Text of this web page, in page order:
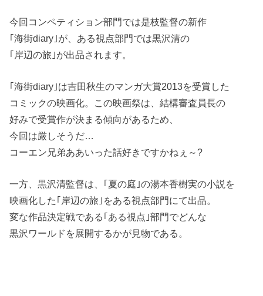
今回コンペティション部門では是枝監督の新作
｢海街diary｣が、ある視点部門では黒沢清の
｢岸辺の旅｣が出品されます。
｢海街diary｣は吉田秋生のマンガ大賞2013を受賞した
コミックの映画化。この映画祭は、結構審査員長の
好みで受賞作が決まる傾向があるため、
今回は厳しそうだ…
コーエン兄弟ああいった話好きですかねぇ～?
一方、黒沢清監督は、｢夏の庭｣の湯本香樹実の小説を
映画化した｢岸辺の旅｣をある視点部門にて出品。
変な作品決定戦である｢ある視点｣部門でどんな
黒沢ワールドを展開するかが見物である。